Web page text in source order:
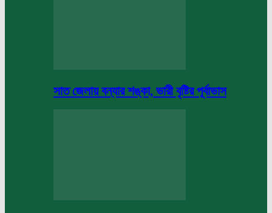
সাত জেলায় বন্যার শঙ্কা, ভারী বৃষ্টির পূর্বাভাস